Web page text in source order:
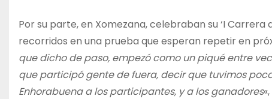
Por su parte, en Xomezana, celebraban su ‘I
recorridos en una prueba que esperan repetir en
que dicho de paso, empezó como un piqué entre
que participó gente de fuera, decir que tuvimos
Enhorabuena a los participantes, y a los ganadores